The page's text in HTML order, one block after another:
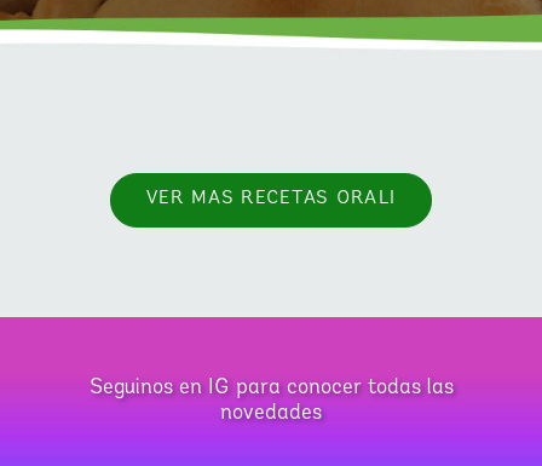
VER MAS RECETAS ORALI
Seguinos en IG para conocer todas las
novedades